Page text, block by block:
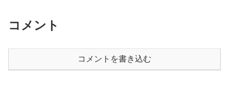
コメント
コメントを書き込む